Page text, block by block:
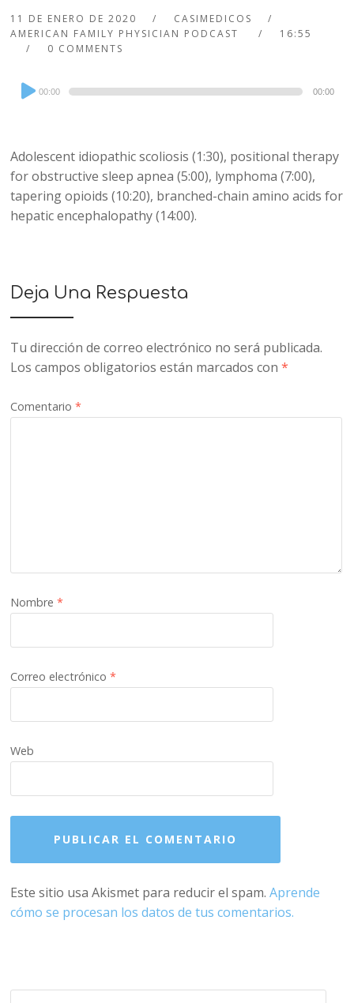
11 DE ENERO DE 2020
CASIMEDICOS
AMERICAN FAMILY PHYSICIAN PODCAST
16:55
0 COMMENTS
Audio
Player
00:00 00:00
Adolescent idiopathic scoliosis (1:30), positional therapy
for obstructive sleep apnea (5:00), lymphoma (7:00),
tapering opioids (10:20), branched-chain amino acids for
hepatic encephalopathy (14:00).
Deja Una Respuesta
Tu dirección de correo electrónico no será publicada.
Los campos obligatorios están marcados con*
Comentario*
Nombre*
Correo electrónico*
Web
Este sitio usa Akismet para reducir el spam.Aprende
cómo se procesan los datos de tus comentarios.